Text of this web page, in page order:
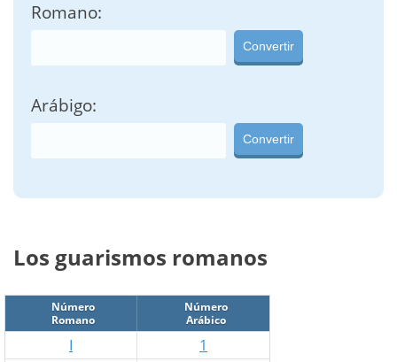
Romano:
Convertir
Arábigo:
Convertir
Los guarismos romanos
Número
Romano
Número
Arábico
I
1